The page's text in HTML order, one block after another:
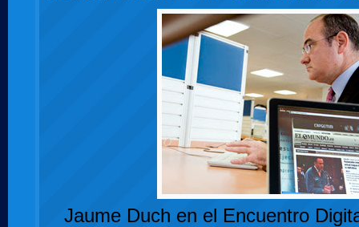
Jaume Duch en el Encuentro